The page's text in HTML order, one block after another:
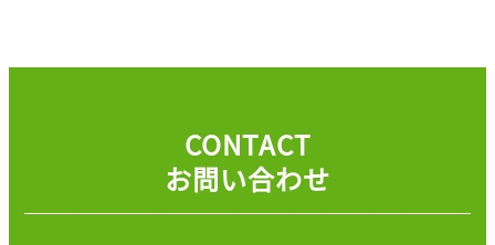
CONTACT
お問い合わせ